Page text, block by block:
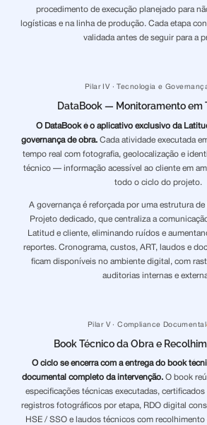
procedimento de execução planejado para
logísticas e na linha de produção. Cada etapa
validada antes de seguir para a
Pilar IV · Tecnologia e
DataBook — Monitoramento em
O DataBook é o aplicativo exclusivo da
governança de obra.Cada atividade executada
tempo real com fotografia, geolocalização e
técnico — informação acessível ao cliente em
todo o ciclo do projeto.
A governança é reforçada por uma estrutura
Projeto dedicado, que centraliza a
Latitud e cliente, eliminando ruídos e
reportes. Cronograma, custos, ART, laudos e
ficam disponíveis no ambiente digital, com
auditorias internas e
Pilar V · Compliance Documental
Book Técnico da Obra e
O ciclo se encerra com a entrega do book
documental completo da intervenção.O book
especificações técnicas executadas, certificados
registros fotográficos por etapa, RDO digital
HSE / SSO e laudos técnicos com recolhimento